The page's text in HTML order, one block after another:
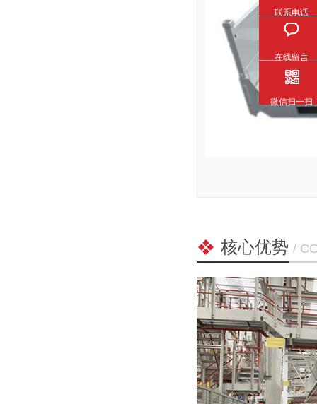
核心优势 /
联系电话
在线留言
微信扫一扫